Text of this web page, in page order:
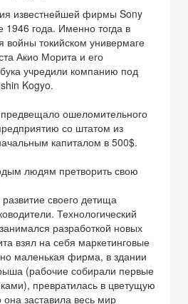
известнейшей фирмы Sony
года. Именно тогда в
токийском универмаге
Акио Морита и его
учредили компанию под
Kogyo.
ошеломительного
со штатом из
капиталом в 500$.
людям претворить свою
своего детища
Технологический
разработкой новых
взял на себя маркетинговые
маленькая фирма, в здании
(рабочие собирали первые
превратилась в цветущую
заставила весь мир